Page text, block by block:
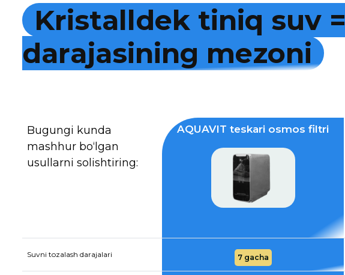
Kristalldek tiniq suv =
darajasining mezoni
Bugungi kunda
mashhur bo‘lgan
usullarni solishtiring:
AQUAVIT teskari osmos filtri
Suvni tozalash darajalari 7 gacha